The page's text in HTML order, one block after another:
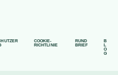
COOKIE-
RICHTLINIE
RUND
BRIEF
B
O
G